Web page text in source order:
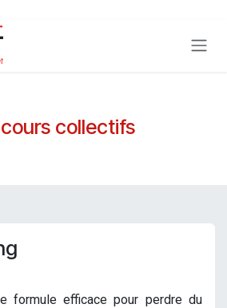
collectifs
formule efficace pour perdre du